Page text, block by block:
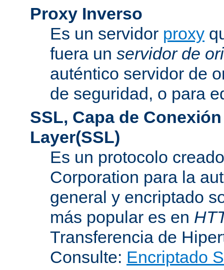
Proxy Inverso
Es un servidor proxy
fuera un servidor de
auténtico servidor de
de seguridad, o para
SSL, Capa de
Layer(SSL)
Es un protocolo
Corporation para la
general y encriptado
más popular es en
Transferencia de
Consulte: Encriptado